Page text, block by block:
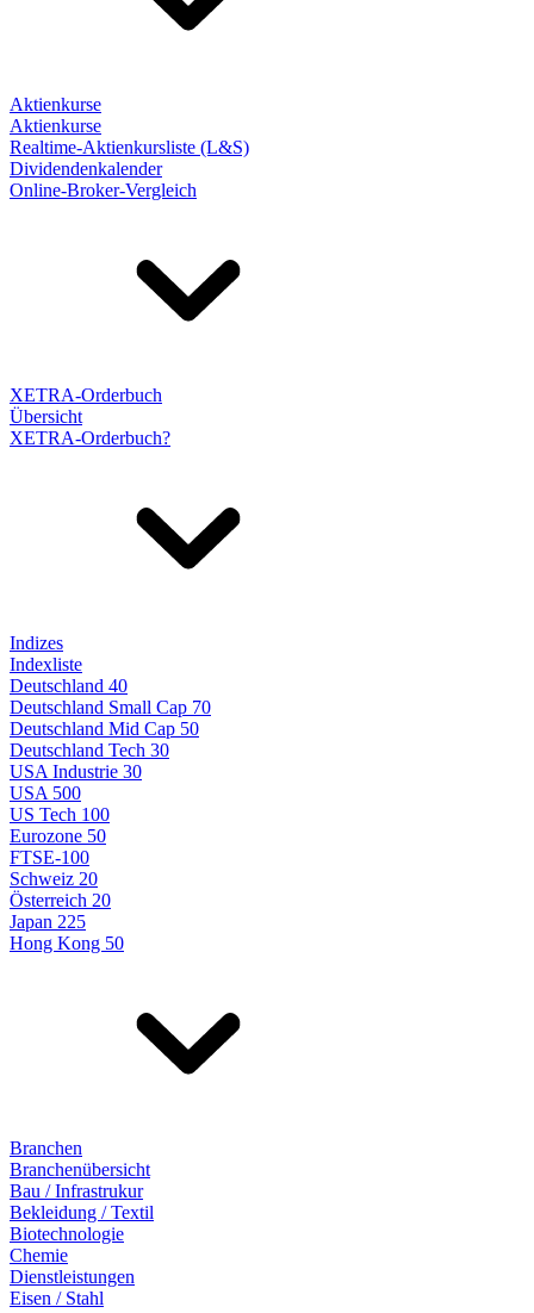
Aktienkurse
Aktienkurse
Realtime-Aktienkursliste (L&S)
Dividendenkalender
Online-Broker-Vergleich
XETRA-Orderbuch
Übersicht
XETRA-Orderbuch?
Indizes
Indexliste
Deutschland 40
Deutschland Small Cap 70
Deutschland Mid Cap 50
Deutschland Tech 30
USA Industrie 30
USA 500
US Tech 100
Eurozone 50
FTSE-100
Schweiz 20
Österreich 20
Japan 225
Hong Kong 50
Branchen
Branchenübersicht
Bau / Infrastrukur
Bekleidung / Textil
Biotechnologie
Chemie
Dienstleistungen
Eisen / Stahl